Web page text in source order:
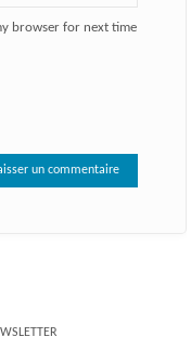
browser for next time